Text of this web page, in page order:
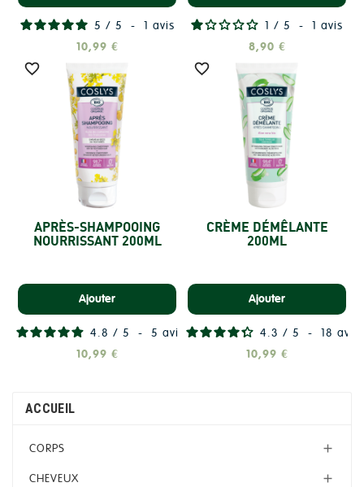
5 / 5 - 1 avis
10,99 €
1 / 5 - 1 avis
8,90 €

APRÈS-SHAMPOOING
NOURRISSANT 200ML
Ajouter
4.8 / 5 - 5 avis
10,99 €

CRÈME DÉMÊLANTE
200ML
Ajouter
4.3 / 5 - 18 avis
10,99 €
ACCUEIL
CORPS 
CHEVEUX 